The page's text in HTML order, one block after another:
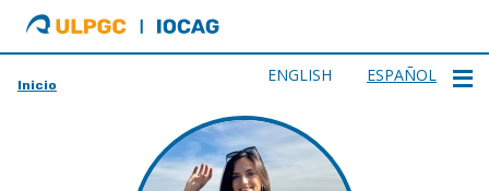
ULPGC
Ir
al
IOCAG
ENGLISH ESPAÑOL
Inicio